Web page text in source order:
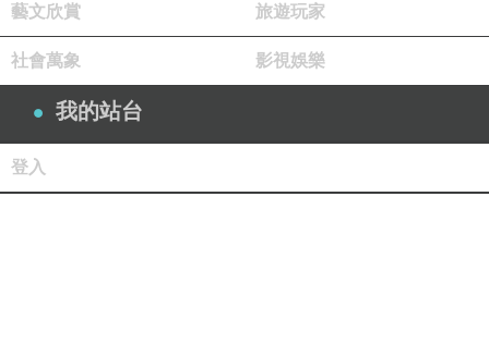
藝文欣賞 旅遊玩家
社會萬象 影視娛樂
我的站台
登入